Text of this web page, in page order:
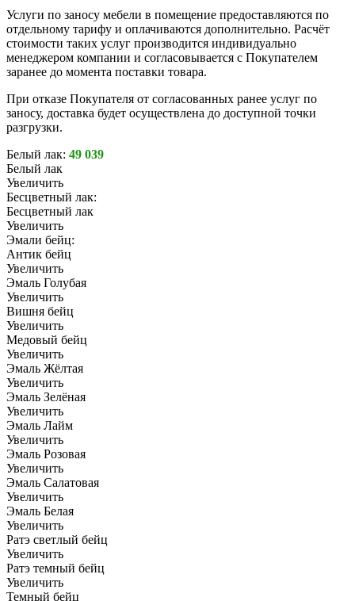
Услуги по заносу мебели в помещение предоставляются по
отдельному тарифу и оплачиваются дополнительно. Расчёт
стоимости таких услуг производится индивидуально
менеджером компании и согласовывается с Покупателем
заранее до момента поставки товара.
При отказе Покупателя от согласованных ранее услуг по
заносу, доставка будет осуществлена до доступной точки
разгрузки.
Белый лак: 49 039
Белый лак
Увеличить
Бесцветный лак:
Бесцветный лак
Увеличить
Эмали бейц:
Антик бейц
Увеличить
Эмаль Голубая
Увеличить
Вишня бейц
Увеличить
Медовый бейц
Увеличить
Эмаль Жёлтая
Увеличить
Эмаль Зелёная
Увеличить
Эмаль Лайм
Увеличить
Эмаль Розовая
Увеличить
Эмаль Салатовая
Увеличить
Эмаль Белая
Увеличить
Ратэ светлый бейц
Увеличить
Ратэ темный бейц
Увеличить
Темный бейц